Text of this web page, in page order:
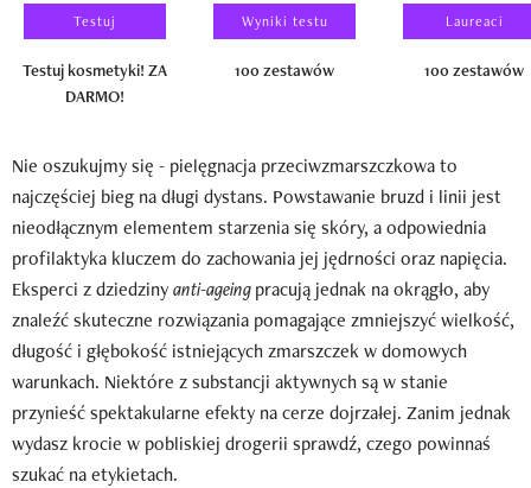
Testuj
Testuj kosmetyki! ZA
DARMO!
Wyniki testu
100 zestawów
Laureaci
100 zestawów
Nie oszukujmy się - pielęgnacja przeciwzmarszczkowa to
najczęściej bieg na długi dystans. Powstawanie bruzd i linii jest
nieodłącznym elementem starzenia się skóry, a odpowiednia
profilaktyka kluczem do zachowania jej jędrności oraz napięcia.
Eksperci z dziedzinyanti-ageingpracują jednak na okrągło, aby
znaleźć skuteczne rozwiązania pomagające zmniejszyć wielkość,
długość i głębokość istniejących zmarszczek w domowych
warunkach. Niektóre z substancji aktywnych są w stanie
przynieść spektakularne efekty na cerze dojrzałej. Zanim jednak
wydasz krocie w pobliskiej drogerii sprawdź, czego powinnaś
szukać na etykietach.